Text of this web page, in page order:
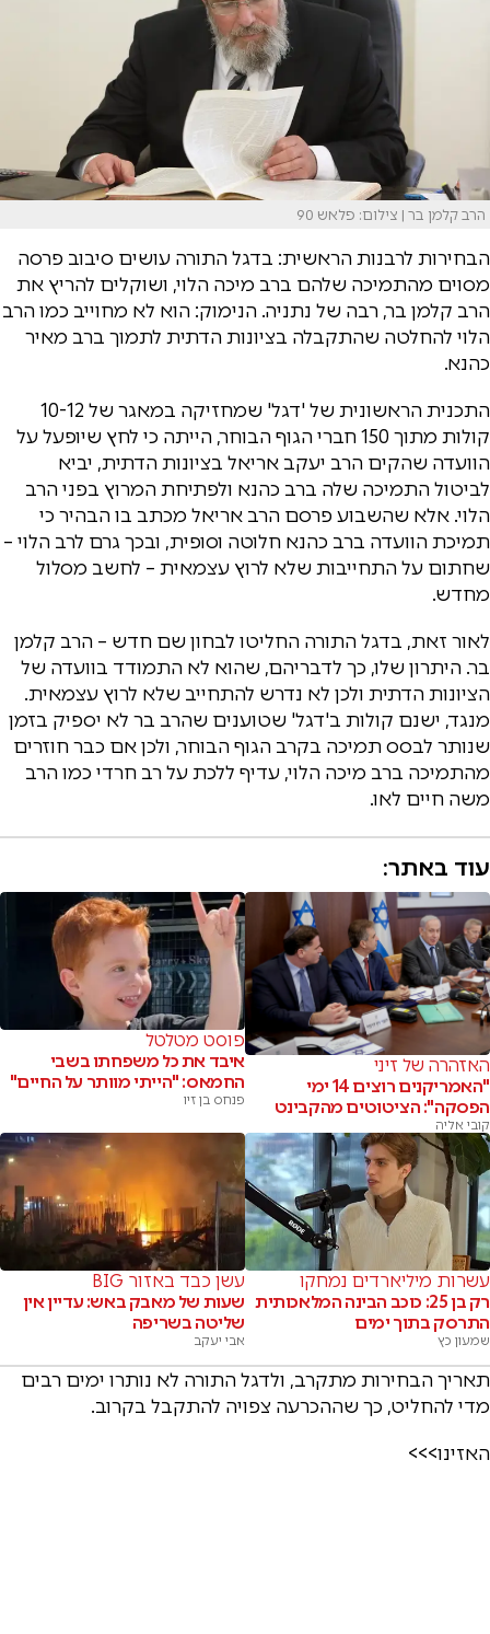
הרב קלמן בר | צילום: פלאש 90
הבחירות לרבנות הראשית: בדגל התורה עושים סיבוב פרסה
מסוים מהתמיכה שלהם ברב מיכה הלוי, ושוקלים להריץ את
הרב קלמן בר, רבה של נתניה. הנימוק: הוא לא מחוייב כמו הרב
הלוי להחלטה שהתקבלה בציונות הדתית לתמוך ברב מאיר
כהנא.
התכנית הראשונית של 'דגל' שמחזיקה במאגר של 10-12
קולות מתוך 150 חברי הגוף הבוחר, הייתה כי לחץ שיופעל על
הוועדה שהקים הרב יעקב אריאל בציונות הדתית, יביא
לביטול התמיכה שלה ברב כהנא ולפתיחת המרוץ בפני הרב
הלוי. אלא שהשבוע פרסם הרב אריאל מכתב בו הבהיר כי
תמיכת הוועדה ברב כהנא חלוטה וסופית, ובכך גרם לרב הלוי –
שחתום על התחייבות שלא לרוץ עצמאית – לחשב מסלול
מחדש.
לאור זאת, בדגל התורה החליטו לבחון שם חדש – הרב קלמן
בר. היתרון שלו, כך לדבריהם, שהוא לא התמודד בוועדה של
הציונות הדתית ולכן לא נדרש להתחייב שלא לרוץ עצמאית.
מנגד, ישנם קולות ב'דגל' שטוענים שהרב בר לא יספיק בזמן
שנותר לבסס תמיכה בקרב הגוף הבוחר, ולכן אם כבר חוזרים
מהתמיכה ברב מיכה הלוי, עדיף ללכת על רב חרדי כמו הרב
משה חיים לאו.
עוד באתר:
האזהרה של זיני
"האמריקנים רוצים 14 ימי
הפסקה": הציטוטים מהקבינט
קובי אליה
פוסט מטלטל
איבד את כל משפחתו בשבי
החמאס: "הייתי מוותר על החיים"
פנחס בן זיו
עשרות מיליארדים נמחקו
רק בן 25: כוכב הבינה המלאכותית
התרסק בתוך ימים
שמעון כץ
עשן כבד באזור BIG
שעות של מאבק באש: עדיין אין
שליטה בשריפה
אבי יעקב
תאריך הבחירות מתקרב, ולדגל התורה לא נותרו ימים רבים
מדי להחליט, כך שההכרעה צפויה להתקבל בקרוב.
האזינו>>>